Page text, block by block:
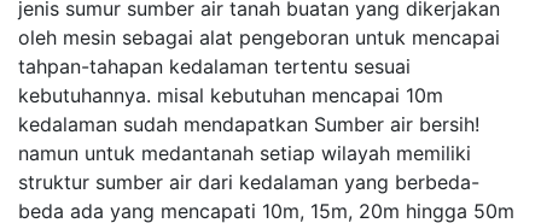
jenis sumur sumber air tanah buatan yang dikerjakan
oleh mesin sebagai alat pengeboran untuk mencapai
tahpan-tahapan kedalaman tertentu sesuai
kebutuhannya. misal kebutuhan mencapai 10m
kedalaman sudah mendapatkan Sumber air bersih!
namun untuk medantanah setiap wilayah memiliki
struktur sumber air dari kedalaman yang berbeda-
beda ada yang mencapati 10m, 15m, 20m hingga 50m